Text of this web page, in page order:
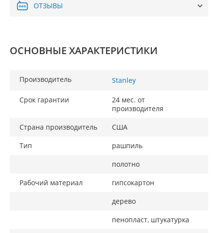
ОТЗЫВЫ
ОСНОВНЫЕ ХАРАКТЕРИСТИКИ
Производитель Stanley
Срок гарантии
24 мес. от
производителя
Страна производитель
США
Тип
рашпиль
полотно
Рабочий материал
гипсокартон
дерево
пенопласт, штукатурка